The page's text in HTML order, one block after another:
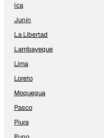
Ica
Junín
La Libertad
Lambayeque
Lima
Loreto
Moquegua
Pasco
Piura